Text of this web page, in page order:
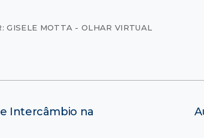
GISELE MOTTA - OLHAR VIRTUAL
Intercâmbio na